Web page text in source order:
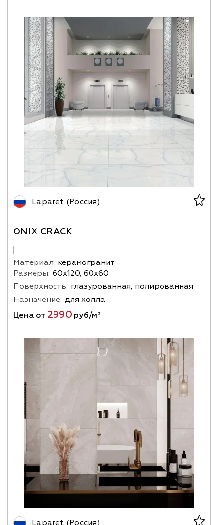
Laparet (Россия)
ONIХ CRACK
Материал: керамогранит
Размеры: 60х120, 60х60
Поверхность: глазурованная, полированная
Назначение: для холла
Цена от 2990 руб/м²
Laparet (Россия)